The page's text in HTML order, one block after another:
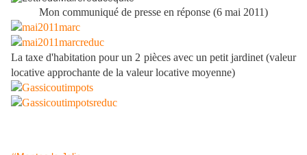
Mon communiqué de presse en réponse (6 mai 2011)
La taxe d'habitation pour un 2 pièces avec un petit jardinet (valeur
locative approchante de la valeur locative moyenne)